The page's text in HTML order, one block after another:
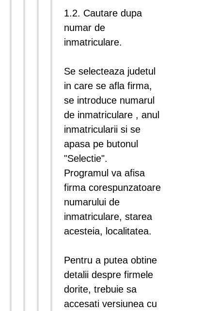
1.2. Cautare dupa
numar de
inmatriculare.
Se selecteaza judetul
in care se afla firma,
se introduce numarul
de inmatriculare , anul
inmatricularii si se
apasa pe butonul
"Selectie".
Programul va afisa
firma corespunzatoare
numarului de
inmatriculare, starea
acesteia, localitatea.
Pentru a putea obtine
detalii despre firmele
dorite, trebuie sa
accesati versiunea cu